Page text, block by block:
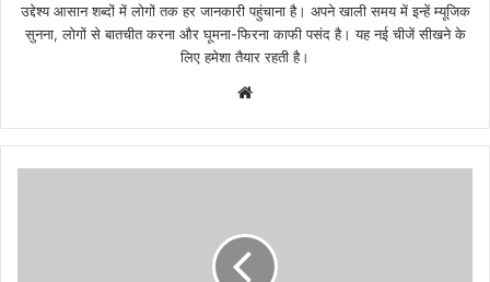
उद्देश्य आसान शब्दों में लोगों तक हर जानकारी पहुंचाना है। अपने खाली समय में इन्हें म्यूजिक
सुनना, लोगों से बातचीत करना और घूमना-फिरना काफी पसंद है। यह नई चीजें सीखने के
लिए हमेशा तैयार रहती है।